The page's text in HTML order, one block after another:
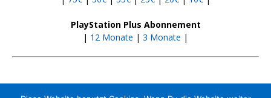
PlayStation Plus Abonnement
| 12 Monate | 3 Monate |